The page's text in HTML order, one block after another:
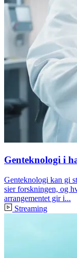
Genteknologi i
Genteknologi kan gi
sier forskningen, og
arrangementet gir i...
Streaming